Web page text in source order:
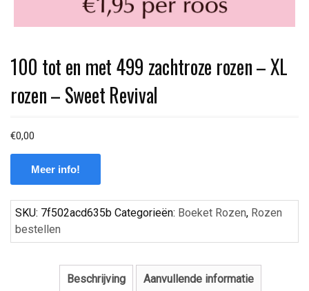
100 tot en met 499 zachtroze rozen – XL
rozen – Sweet Revival
€0,00
Meer info!
SKU: 7f502acd635b Categorieën: Boeket Rozen, Rozen
bestellen
Beschrijving Aanvullende informatie